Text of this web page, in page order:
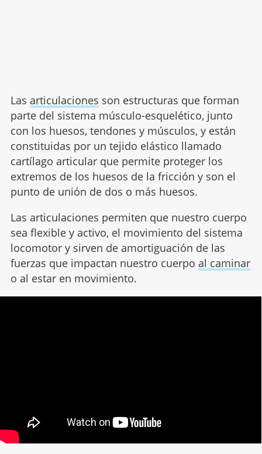
Las articulaciones son estructuras que forman
parte del sistema músculo-esquelético, junto
con los huesos, tendones y músculos, y están
constituidas por un tejido elástico llamado
cartílago articular que permite proteger los
extremos de los huesos de la fricción y son el
punto de unión de dos o más huesos.
Las articulaciones permiten que nuestro cuerpo
sea flexible y activo, el movimiento del sistema
locomotor y sirven de amortiguación de las
fuerzas que impactan nuestro cuerpo al caminar
o al estar en movimiento.